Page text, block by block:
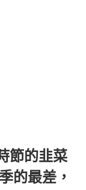
節的韭菜
的最差，